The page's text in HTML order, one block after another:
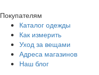
Покупателям
Каталог одежды
Как измерить
Уход за вещами
Адреса магазинов
Наш блог